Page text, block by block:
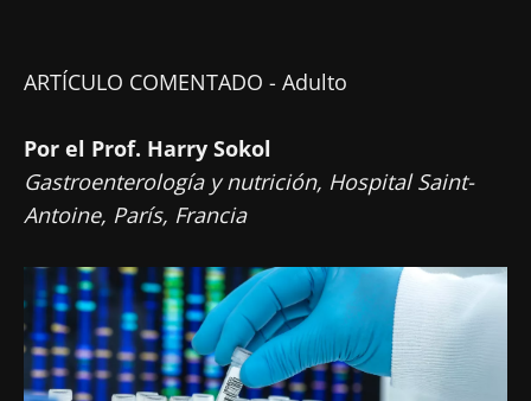
ARTÍCULO COMENTADO - Adulto
Por el Prof. Harry Sokol
Gastroenterología y nutrición, Hospital Saint-
Antoine, París, Francia